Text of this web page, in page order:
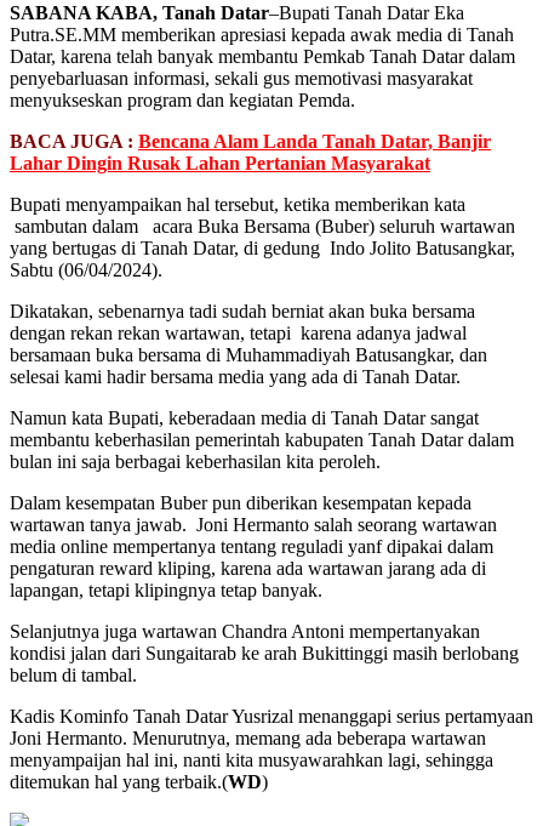
SABANA KABA, Tanah Datar–Bupati Tanah Datar Eka
Putra.SE.MM memberikan apresiasi kepada awak media di Tanah
Datar, karena telah banyak membantu Pemkab Tanah Datar dalam
penyebarluasan informasi, sekali gus memotivasi masyarakat
menyukseskan program dan kegiatan Pemda.
BACA JUGA : Bencana Alam Landa Tanah Datar, Banjir
Lahar Dingin Rusak Lahan Pertanian Masyarakat
Bupati menyampaikan hal tersebut, ketika memberikan kata
sambutan dalam acara Buka Bersama (Buber) seluruh wartawan
yang bertugas di Tanah Datar, di gedung Indo Jolito Batusangkar,
Sabtu (06/04/2024).
Dikatakan, sebenarnya tadi sudah berniat akan buka bersama
dengan rekan rekan wartawan, tetapi karena adanya jadwal
bersamaan buka bersama di Muhammadiyah Batusangkar, dan
selesai kami hadir bersama media yang ada di Tanah Datar.
Namun kata Bupati, keberadaan media di Tanah Datar sangat
membantu keberhasilan pemerintah kabupaten Tanah Datar dalam
bulan ini saja berbagai keberhasilan kita peroleh.
Dalam kesempatan Buber pun diberikan kesempatan kepada
wartawan tanya jawab. Joni Hermanto salah seorang wartawan
media online mempertanya tentang reguladi yanf dipakai dalam
pengaturan reward kliping, karena ada wartawan jarang ada di
lapangan, tetapi klipingnya tetap banyak.
Selanjutnya juga wartawan Chandra Antoni mempertanyakan
kondisi jalan dari Sungaitarab ke arah Bukittinggi masih berlobang
belum di tambal.
Kadis Kominfo Tanah Datar Yusrizal menanggapi serius pertamyaan
Joni Hermanto. Menurutnya, memang ada beberapa wartawan
menyampaijan hal ini, nanti kita musyawarahkan lagi, sehingga
ditemukan hal yang terbaik.(WD)